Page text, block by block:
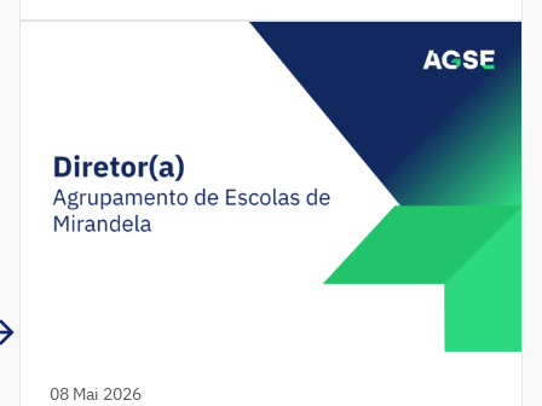
Mobilidade Interna 2026/2027 Nota de Anexos
Legislação Aviso n.º 7312-B/2026/2 Decreto-Lei
n.º 15/2025 Decreto-Lei n.º 32-A/2023 Outros
08 Mai 2026